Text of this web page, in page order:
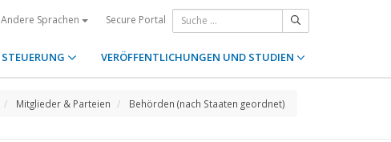
Andere Sprachen Secure Portal
STEUERUNG VERÖFFENTLICHUNGEN UND STUDIEN
Mitglieder & Parteien Behörden (nach Staaten geordnet)